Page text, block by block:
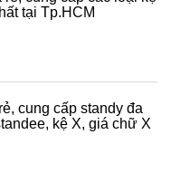
tại Tp.HCM
cung cấp standy đa
kệ X, giá chữ X